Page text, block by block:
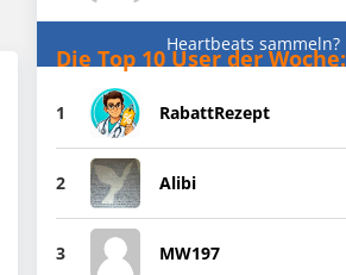
Heartbeats sammeln?
Die Top 10 User der Woche:
1 RabattRezept
2 Alibi
3 MW197